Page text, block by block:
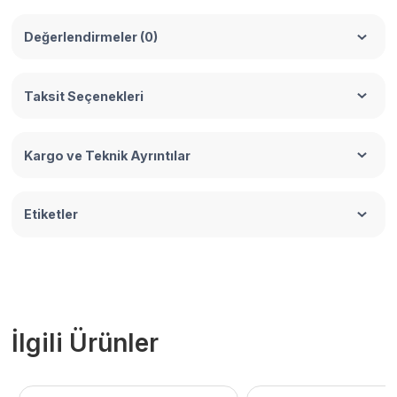
Değerlendirmeler (0)
Taksit Seçenekleri
Kargo ve Teknik Ayrıntılar
Etiketler
İlgili Ürünler